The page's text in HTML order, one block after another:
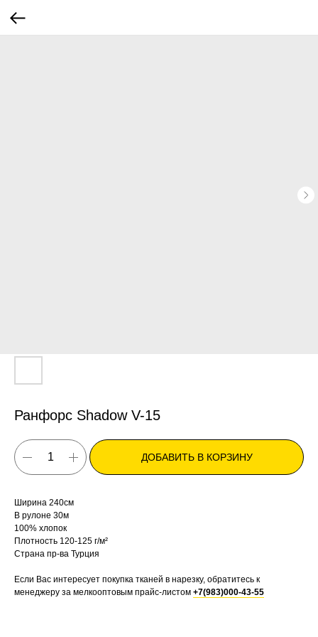
Ранфорс Shadow V-15
ДОБАВИТЬ В КОРЗИНУ
Ширина 240см
В рулоне 30м
100% хлопок
Плотность 120-125 г/м²
Страна пр-ва Турция
Если Вас интересует покупка тканей в нарезку, обратитесь к
менеджеру за мелкооптовым прайс-листом +7(983)000-43-55